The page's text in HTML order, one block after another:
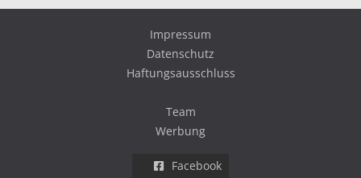
Impressum
Datenschutz
Haftungsausschluss
Team
Werbung
Facebook